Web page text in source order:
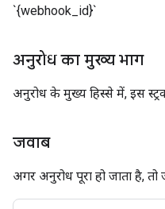
`{webhook_id}`
अनुरोध का मुख्य भाग
अनुरोध के मुख्य हिस्से में, इस
जवाब
अगर अनुरोध पूरा हो जाता है,